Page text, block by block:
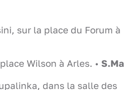
sur la place du Forum à
Wilson à Arles. • S.Ma
dans la salle des